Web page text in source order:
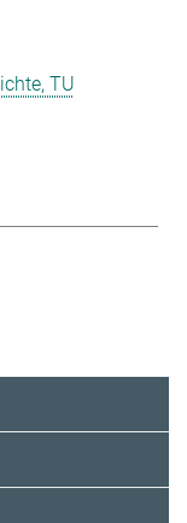
TU